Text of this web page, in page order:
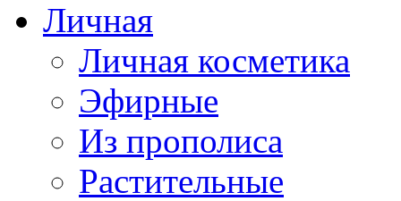
Личная
Личная косметика
Эфирные
Из прополиса
Растительные